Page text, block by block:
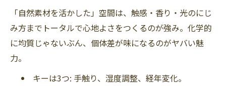
「自然素材を活かした」空間は、触感・香り・光のにじ
み方までトータルで心地よさをつくるのが強み。化学的
に均質じゃないぶん、個体差が味になるのがヤバい魅
力。
キーは3つ: 手触り、湿度調整、経年変化。